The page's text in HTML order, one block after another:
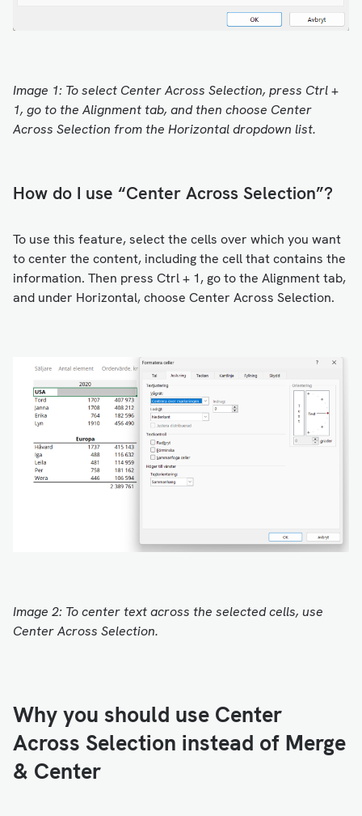
Image 1: To select Center Across Selection, press Ctrl +
1, go to the Alignment tab, and then choose Center
Across Selection from the Horizontal dropdown list.
How do I use “Center Across Selection”?
To use this feature, select the cells over which you want
to center the content, including the cell that contains the
information. Then press Ctrl + 1, go to the Alignment tab,
and under Horizontal, choose Center Across Selection.
Image 2: To center text across the selected cells, use
Center Across Selection.
Why you should use Center
Across Selection instead of Merge
& Center